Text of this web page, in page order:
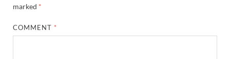
marked *
COMMENT *